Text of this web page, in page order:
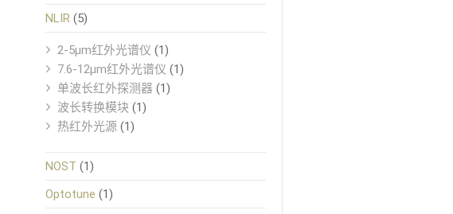
NLIR (5)
2-5μm红外光谱仪 (1)
7.6-12μm红外光谱仪 (1)
单波长红外探测器 (1)
波长转换模块 (1)
热红外光源 (1)
NOST (1)
Optotune (1)